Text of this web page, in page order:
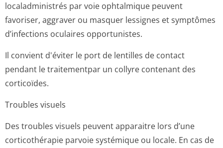
localadministrés par voie ophtalmique peuvent
favoriser, aggraver ou masquer lessignes et symptômes
d’infections oculaires opportunistes.
Il convient d'éviter le port de lentilles de contact
pendant le traitementpar un collyre contenant des
corticoïdes.
Troubles visuels
Des troubles visuels peuvent apparaitre lors d’une
corticothérapie parvoie systémique ou locale. En cas de